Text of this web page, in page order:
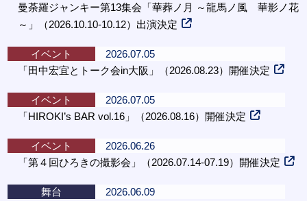
曼荼羅ジャンキー第13集会「華葬ノ月 ～龍馬ノ風 華影ノ花
～」（2026.10.10-10.12）出演決定
イベント
2026.07.05
「田中宏宜とトーク会in大阪」（2026.08.23）開催決定
イベント
2026.07.05
「HIROKI’s BAR vol.16」（2026.08.16）開催決定
イベント
2026.06.26
「第４回ひろきの撮影会」（2026.07.14-07.19）開催決定
舞台
2026.06.09